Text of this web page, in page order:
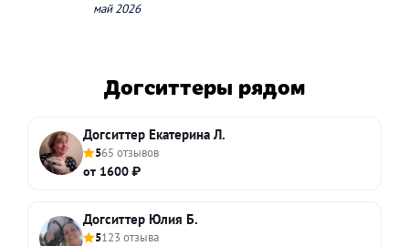
май 2026
Догситтеры рядом
Догситтер Екатерина Л.
565 отзывов
от 1600 ₽
Догситтер Юлия Б.
5123 отзыва